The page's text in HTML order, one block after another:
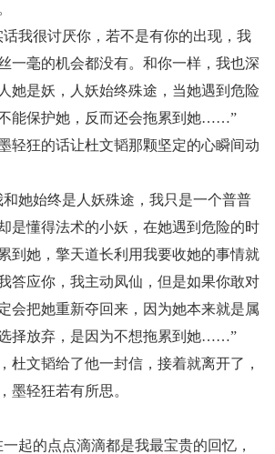
很讨厌你，若不是有你的出现，我
一毫的机会都没有。和你一样，我也深
她是妖，人妖始终殊途，当她遇到危险
能保护她，反而还会拖累到她……”
狂的话让杜文韬那颗坚定的心瞬间动
始终是人妖殊途，我只是一个普普
是懂得法术的小妖，在她遇到危险的时
到她，擎天道长利用我要收她的事情就
答应你，我主动凤仙，但是如果你敢对
会把她重新夺回来，因为她本来就是属
择放弃，是因为不想拖累到她……”
文韬给了他一封信，接着就离开了，
墨轻狂若有所思。
的点点滴滴都是我最宝贵的回忆，